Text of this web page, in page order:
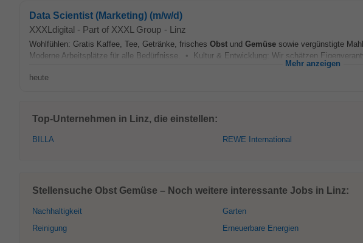
Data Scientist (Marketing) (m/w/d)
XXXLdigital - Part of XXXL Group - Linz
Wohlfühlen: Gratis Kaffee, Tee, Getränke, frisches Obst und Gemüse sowie vergünstigte
Moderne Arbeitsplätze für alle Bedürfnisse. • Kultur & Entwicklung: Wir schätzen
Mehr anzeigen
heute
Top-Unternehmen in Linz, die einstellen:
BILLA REWE International
Stellensuche Obst Gemüse – Noch weitere interessante Jobs in Linz:
Nachhaltigkeit
Reinigung
Garten
Erneuerbare Energien